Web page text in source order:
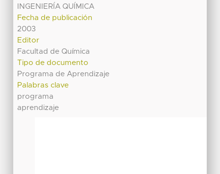
INGENIERÍA QUÍMICA
Fecha de publicación
2003
Editor
Facultad de Química
Tipo de documento
Programa de Aprendizaje
Palabras clave
programa
aprendizaje